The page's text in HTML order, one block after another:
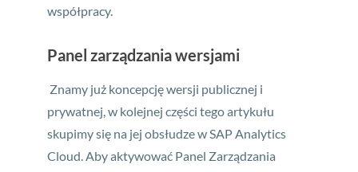
współpracy.
Panel zarządzania wersjami
Znamy już koncepcję wersji publicznej i
prywatnej, w kolejnej części tego artykułu
skupimy się na jej obsłudze w SAP Analytics
Cloud. Aby aktywować Panel Zarządzania